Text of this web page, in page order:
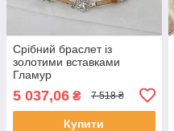
Срібний браслет із
золотими вставками
Гламур
5 037,06 ₴ 7 518 ₴
Купити